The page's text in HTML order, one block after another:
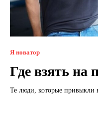
Я новатор
Где взять на
Те люди, которые привыкли